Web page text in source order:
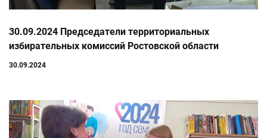
30.09.2024 Председатели территориальных
избирательных комиссий Ростовской области
участвуют в образовательном семинаре
30.09.2024